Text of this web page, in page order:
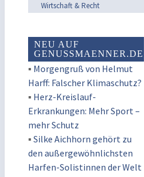
Wirtschaft & Recht
NEU AUF
GENUSSMAENNER.DE
▪ Morgengruß von Helmut
Harff: Falscher Klimaschutz?
▪ Herz-Kreislauf-
Erkrankungen: Mehr Sport –
mehr Schutz
▪ Silke Aichhorn gehört zu
den außergewöhnlichsten
Harfen-Solistinnen der Welt